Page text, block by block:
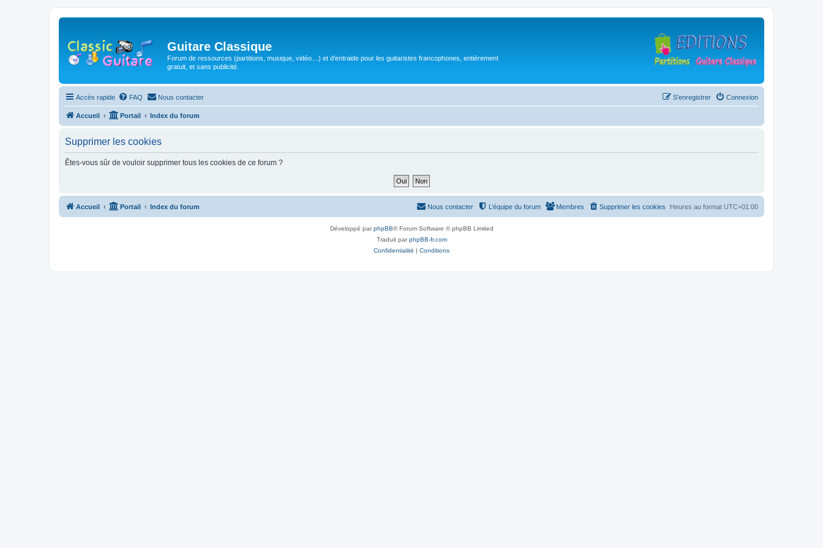
Guitare Classique
Forum de ressources (partitions, musique, vidéo…) et d'entraide pour les guitaristes francophones, entièrement
gratuit, et sans publicité.
Accès rapide FAQ Nous contacter Connexion
S’enregistrer
Accueil Portail Index du forum
Supprimer les cookies
Êtes-vous sûr de vouloir supprimer tous les cookies de ce forum ?
Accueil Portail Index du forum Heures au format UTC+01:00
Supprimer les cookies
Membres
L’équipe du forum
Nous contacter
Développé parphpBB® Forum Software © phpBB Limited
Traduit parphpBB-fr.com
Confidentialité | Conditions